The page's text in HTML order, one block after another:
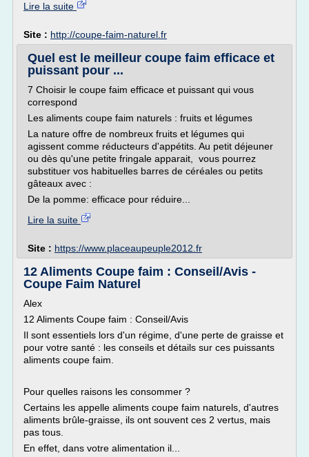
Lire la suite
Site : http://coupe-faim-naturel.fr
Quel est le meilleur coupe faim efficace et
puissant pour ...
7 Choisir le coupe faim efficace et puissant qui vous
correspond
Les aliments coupe faim naturels : fruits et légumes
La nature offre de nombreux fruits et légumes qui
agissent comme réducteurs d'appétits. Au petit déjeuner
ou dès qu'une petite fringale apparait, vous pourrez
substituer vos habituelles barres de céréales ou petits
gâteaux avec :
De la pomme: efficace pour réduire...
Lire la suite
Site : https://www.placeaupeuple2012.fr
12 Aliments Coupe faim : Conseil/Avis -
Coupe Faim Naturel
Alex
12 Aliments Coupe faim : Conseil/Avis
Il sont essentiels lors d'un régime, d'une perte de graisse et
pour votre santé : les conseils et détails sur ces puissants
aliments coupe faim.
Pour quelles raisons les consommer ?
Certains les appelle aliments coupe faim naturels, d'autres
aliments brûle-graisse, ils ont souvent ces 2 vertus, mais
pas tous.
En effet, dans votre alimentation il...